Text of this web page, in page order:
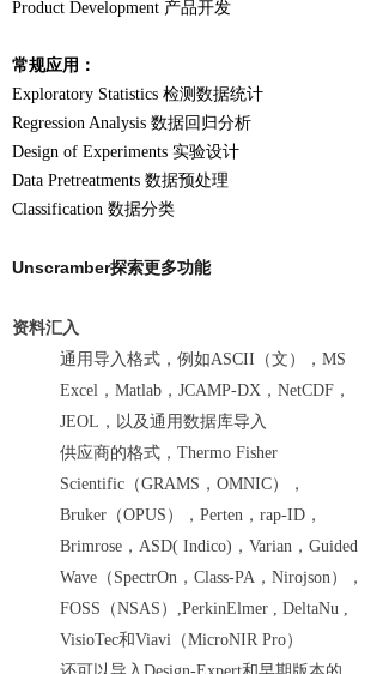
Product Development 产品开发
常规应用：
Exploratory Statistics 检测数据统计
Regression Analysis 数据回归分析
Design of Experiments 实验设计
Data Pretreatments 数据预处理
Classification 数据分类
Unscramber探索更多功能
资料汇入
通用导入格式，例如ASCII（文），MS
Excel，Matlab，JCAMP-DX，NetCDF，
JEOL，以及通用数据库导入
供应商的格式，Thermo Fisher
Scientific（GRAMS，OMNIC），
Bruker（OPUS），Perten，rap-ID，
Brimrose，ASD( Indico)，Varian，Guided
Wave（SpectrOn，Class-PA，Nirojson），
FOSS（NSAS）,PerkinElmer , DeltaNu ,
VisioTec和Viavi（MicroNIR Pro）